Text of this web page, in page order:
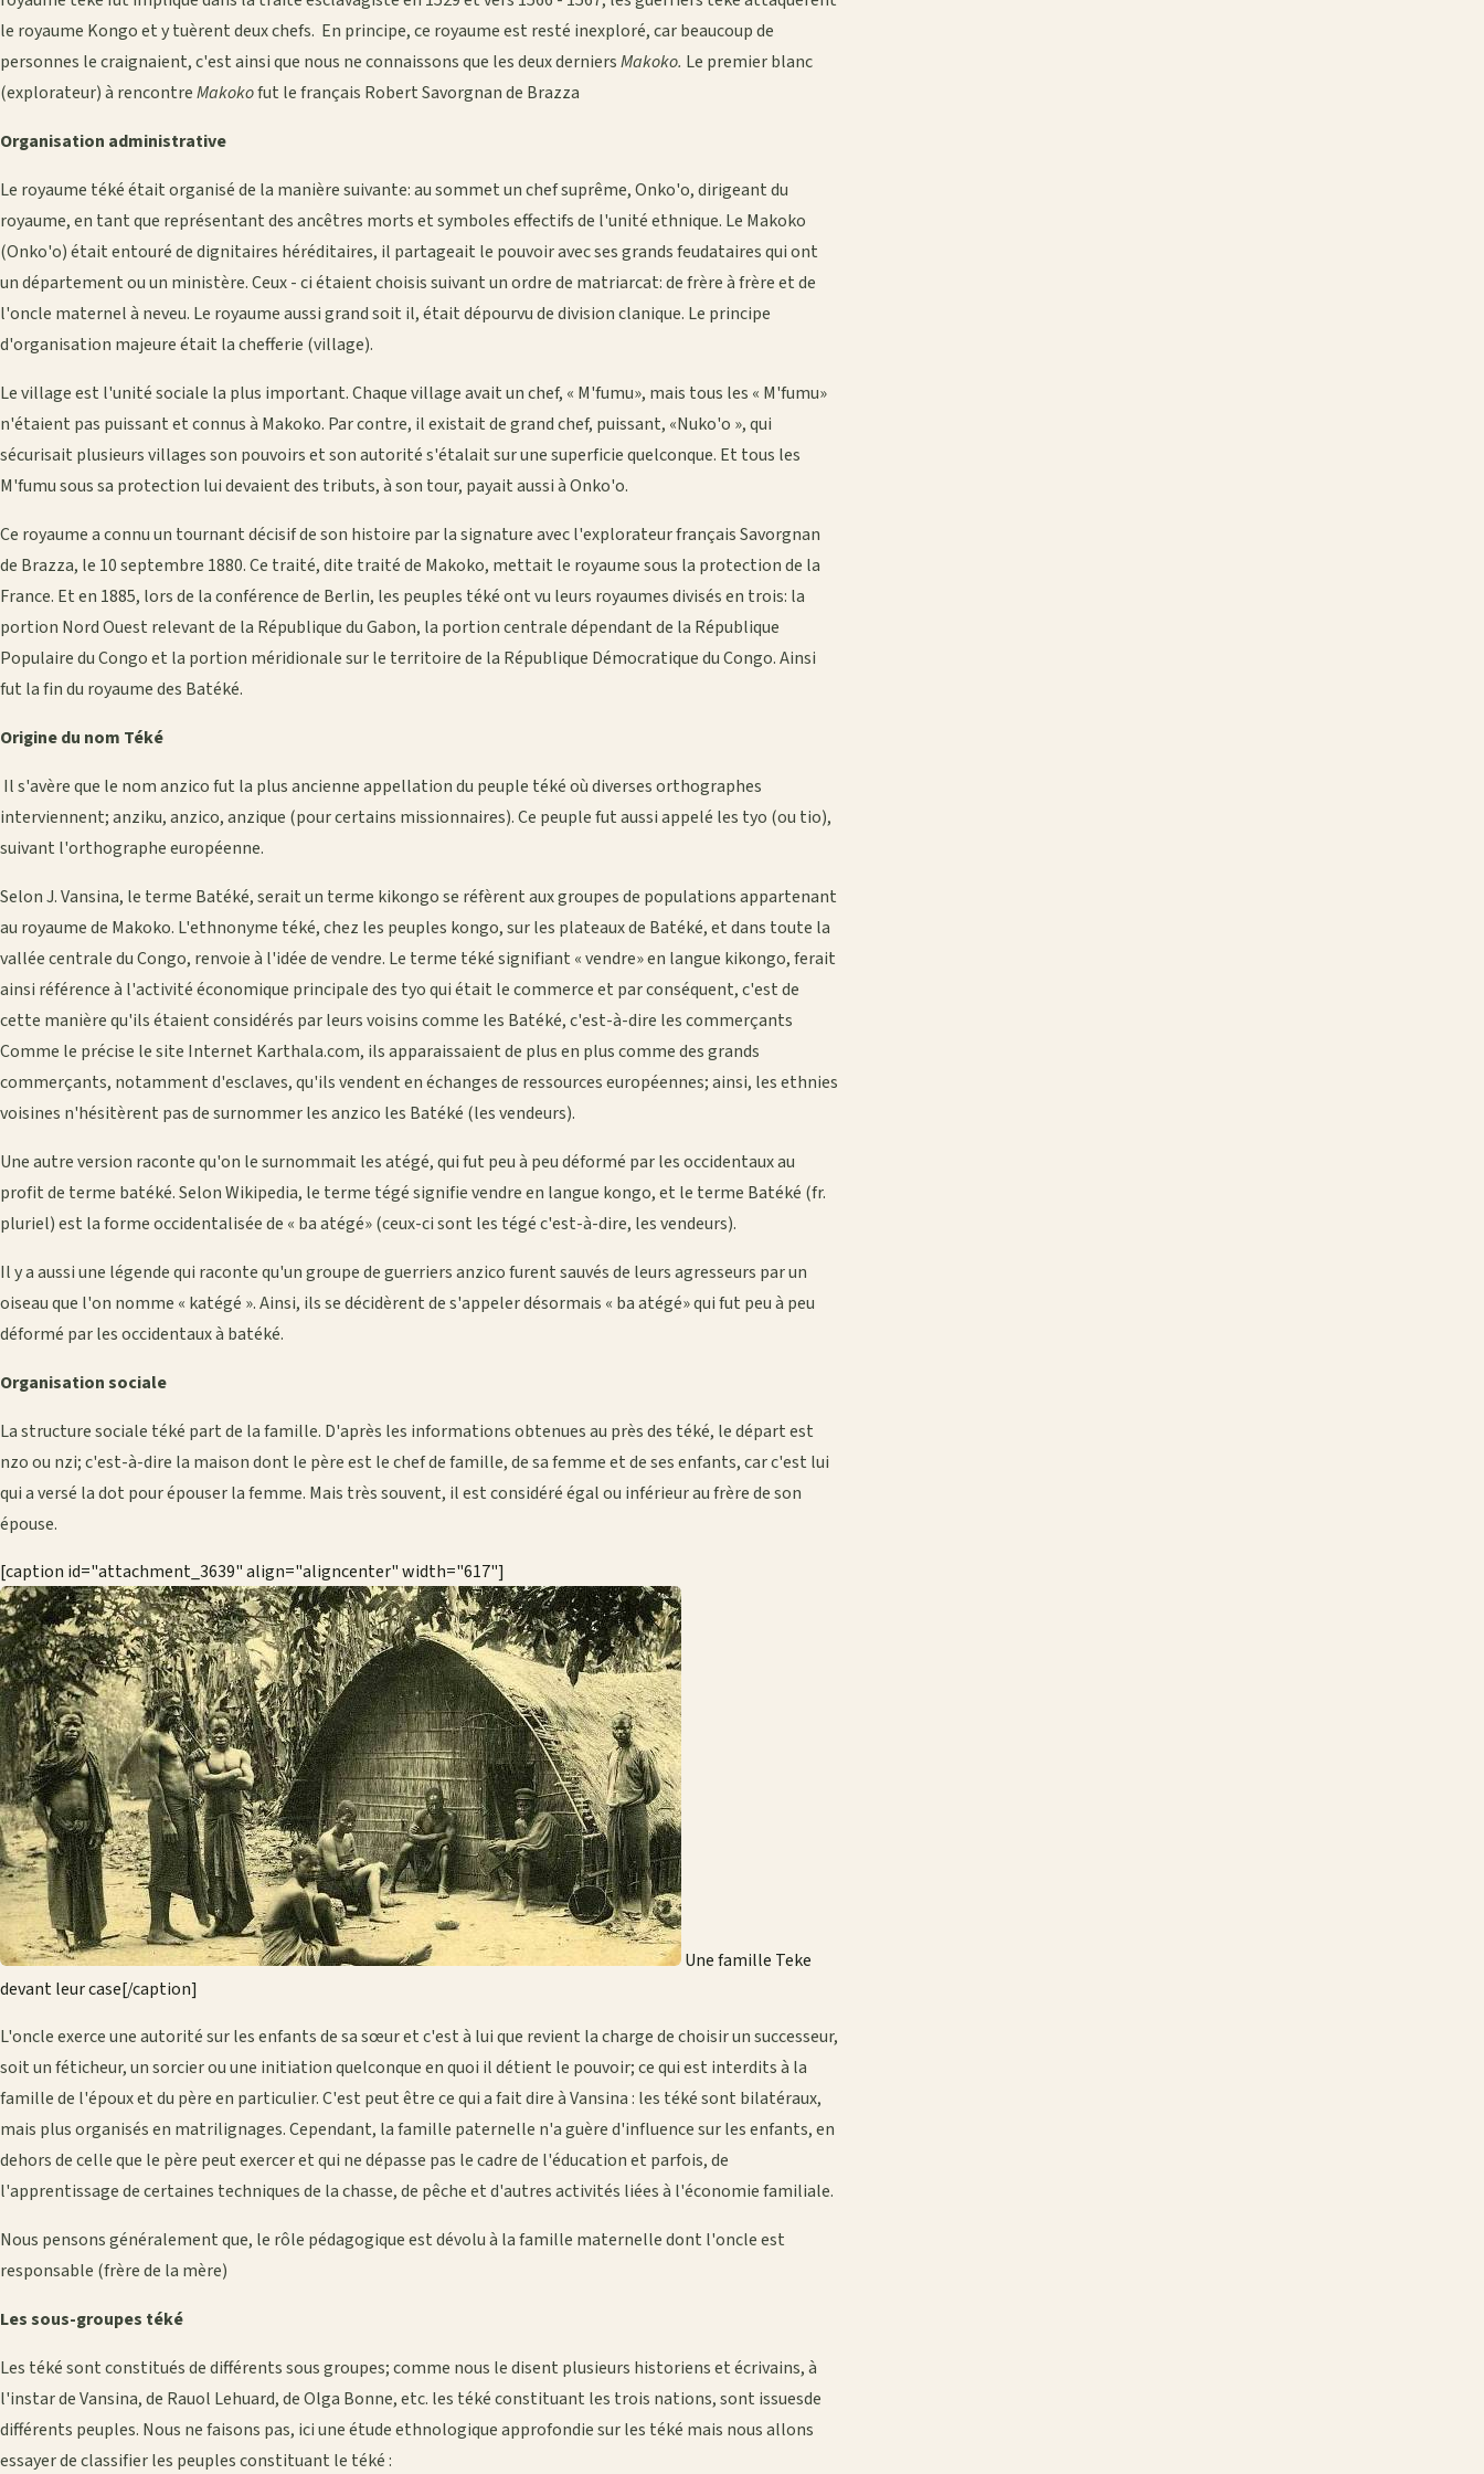
le royaume Kongo et y tuèrent deux chefs. En principe, ce royaume est resté inexploré, car beaucoup de
personnes le craignaient, c'est ainsi que nous ne connaissons que les deux derniersMakoko. Le premier blanc
(explorateur) à rencontreMakokofut le français Robert Savorgnan de Brazza
Organisation administrative
Le royaume téké était organisé de la manière suivante: au sommet un chef suprême, Onko'o, dirigeant du
royaume, en tant que représentant des ancêtres morts et symboles effectifs de l'unité ethnique. Le Makoko
(Onko'o) était entouré de dignitaires héréditaires, il partageait le pouvoir avec ses grands feudataires qui ont
un département ou un ministère. Ceux - ci étaient choisis suivant un ordre de matriarcat: de frère à frère et de
l'oncle maternel à neveu. Le royaume aussi grand soit il, était dépourvu de division clanique. Le principe
d'organisation majeure était la chefferie (village).
Le village est l'unité sociale la plus important. Chaque village avait un chef, « M'fumu», mais tous les « M'fumu»
n'étaient pas puissant et connus à Makoko. Par contre, il existait de grand chef, puissant, «Nuko'o », qui
sécurisait plusieurs villages son pouvoirs et son autorité s'étalait sur une superficie quelconque. Et tous les
M'fumu sous sa protection lui devaient des tributs, à son tour, payait aussi à Onko'o.
Ce royaume a connu un tournant décisif de son histoire par la signature avec l'explorateur français Savorgnan
de Brazza, le 10 septembre 1880. Ce traité, dite traité de Makoko, mettait le royaume sous la protection de la
France. Et en 1885, lors de la conférence de Berlin, les peuples téké ont vu leurs royaumes divisés en trois: la
portion Nord Ouest relevant de la République du Gabon, la portion centrale dépendant de la République
Populaire du Congo et la portion méridionale sur le territoire de la République Démocratique du Congo. Ainsi
fut la fin du royaume des Batéké.
Origine du nom Téké
Il s'avère que le nom anzico fut la plus ancienne appellation du peuple téké où diverses orthographes
interviennent; anziku, anzico, anzique (pour certains missionnaires). Ce peuple fut aussi appelé les tyo (ou tio),
suivant l'orthographe européenne.
Selon J. Vansina, le terme Batéké, serait un terme kikongo se réfèrent aux groupes de populations appartenant
au royaume de Makoko. L'ethnonyme téké, chez les peuples kongo, sur les plateaux de Batéké, et dans toute la
vallée centrale du Congo, renvoie à l'idée de vendre. Le terme téké signifiant « vendre» en langue kikongo, ferait
ainsi référence à l'activité économique principale des tyo qui était le commerce et par conséquent, c'est de
cette manière qu'ils étaient considérés par leurs voisins comme les Batéké, c'est-à-dire les commerçants
Comme le précise le site Internet Karthala.com, ils apparaissaient de plus en plus comme des grands
commerçants, notamment d'esclaves, qu'ils vendent en échanges de ressources européennes; ainsi, les ethnies
voisines n'hésitèrent pas de surnommer les anzico les Batéké (les vendeurs).
Une autre version raconte qu'on le surnommait les atégé, qui fut peu à peu déformé par les occidentaux au
profit de terme batéké. Selon Wikipedia, le terme tégé signifie vendre en langue kongo, et le terme Batéké (fr.
pluriel) est la forme occidentalisée de « ba atégé» (ceux-ci sont les tégé c'est-à-dire, les vendeurs).
Il y a aussi une légende qui raconte qu'un groupe de guerriers anzico furent sauvés de leurs agresseurs par un
oiseau que l'on nomme « katégé ». Ainsi, ils se décidèrent de s'appeler désormais « ba atégé» qui fut peu à peu
déformé par les occidentaux à batéké.
Organisation sociale
La structure sociale téké part de la famille. D'après les informations obtenues au près des téké, le départ est
nzo ou nzi; c'est-à-dire la maison dont le père est le chef de famille, de sa femme et de ses enfants, car c'est lui
qui a versé la dot pour épouser la femme. Mais très souvent, il est considéré égal ou inférieur au frère de son
épouse.
[caption id="attachment_3639" align="aligncenter" width="617"]
Une famille Teke
devant leur case[/caption]
L'oncle exerce une autorité sur les enfants de sa sœur et c'est à lui que revient la charge de choisir un successeur,
soit un féticheur, un sorcier ou une initiation quelconque en quoi il détient le pouvoir; ce qui est interdits à la
famille de l'époux et du père en particulier. C'est peut être ce qui a fait dire à Vansina : les téké sont bilatéraux,
mais plus organisés en matrilignages. Cependant, la famille paternelle n'a guère d'influence sur les enfants, en
dehors de celle que le père peut exercer et qui ne dépasse pas le cadre de l'éducation et parfois, de
l'apprentissage de certaines techniques de la chasse, de pêche et d'autres activités liées à l'économie familiale.
Nous pensons généralement que, le rôle pédagogique est dévolu à la famille maternelle dont l'oncle est
responsable (frère de la mère)
Les sous-groupes téké
Les téké sont constitués de différents sous groupes; comme nous le disent plusieurs historiens et écrivains, à
l'instar de Vansina, de Rauol Lehuard, de Olga Bonne, etc. les téké constituant les trois nations, sont issuesde
différents peuples. Nous ne faisons pas, ici une étude ethnologique approfondie sur les téké mais nous allons
essayer de classifier les peuples constituant le téké :